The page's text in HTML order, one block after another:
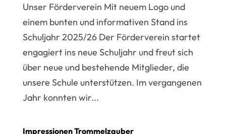
Unser Förderverein Mit neuem Logo und
einem bunten und informativen Stand ins
Schuljahr 2025/26 Der Förderverein startet
engagiert ins neue Schuljahr und freut sich
über neue und bestehende Mitglieder, die
unsere Schule unterstützen. Im vergangenen
Jahr konnten wir...
Impressionen Trommelzauber